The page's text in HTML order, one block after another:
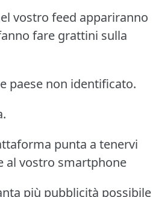
vostro feed appariranno
fare grattini sulla
paese non identificato.
punta a tenervi
al vostro smartphone
più pubblicità possibile